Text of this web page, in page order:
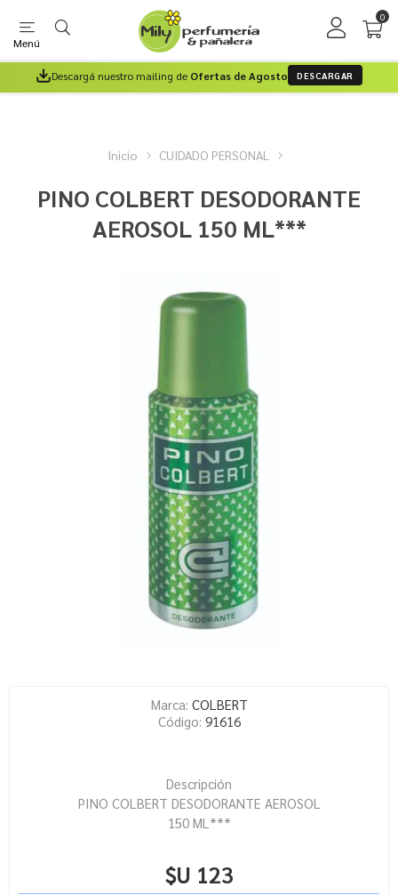
Menú
0
Descargá nuestro mailing de Ofertas de Agosto DESCARGAR
Inicio CUIDADO PERSONAL
PINO COLBERT DESODORANTE
AEROSOL 150 ML***
Marca: COLBERT
Código: 91616
Descripción
PINO COLBERT DESODORANTE AEROSOL
150 ML***
$U 123